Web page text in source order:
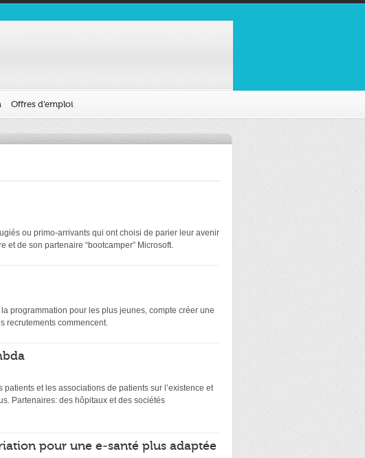
Offres d’emploi
ou primo-arrivants qui ont choisi de parier leur avenir
et de son partenaire “bootcamper” Microsoft.
programmation pour les plus jeunes, compte créer une
recrutements commencent.
et les associations de patients sur l’existence et
Partenaires: des hôpitaux et des sociétés
pour une e-santé plus adaptée